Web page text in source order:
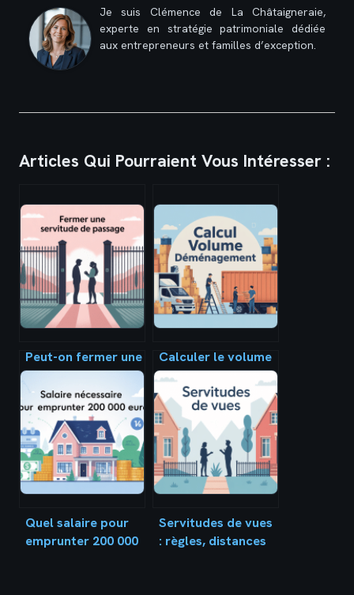
Je suis Clémence de La Châtaigneraie,
experte en stratégie patrimoniale dédiée
aux entrepreneurs et familles d’exception.
Articles Qui Pourraient Vous Intéresser :
Peut-on fermer une
servitude de
passage sans
perdre ses droits ?
Calculer le volume
pour
déménagement :
méthode simple et
outils pratiques
Quel salaire pour
emprunter 200 000
Servitudes de vues
: règles, distances